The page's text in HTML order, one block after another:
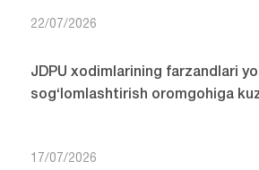
22/07/2026
JDPU xodimlarining farzandlari
sog‘lomlashtirish oromgohiga
17/07/2026